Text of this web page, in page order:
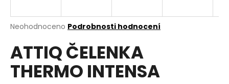
Průměrné
produktu
je
0,0
Neohodnoceno Podrobnosti hodnocení
ATTIQ ČELENKA
THERMO INTENSA
o
p